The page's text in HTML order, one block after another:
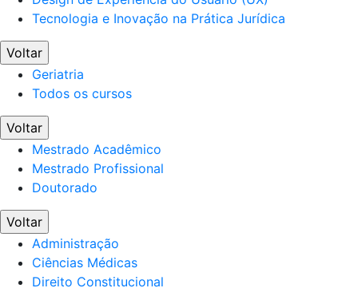
Tecnologia e Inovação na Prática Jurídica
Voltar
Geriatria
Todos os cursos
Voltar
Mestrado Acadêmico
Mestrado Profissional
Doutorado
Voltar
Administração
Ciências Médicas
Direito Constitucional